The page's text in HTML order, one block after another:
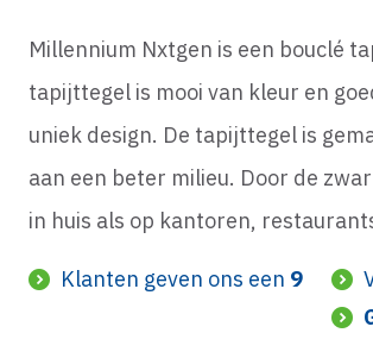
Millennium Nxtgen is een bouclé
tapijttegel is mooi van kleur en
uniek design. De tapijttegel is
aan een beter milieu. Door de
in huis als op kantoren,
Klanten geven ons een 9